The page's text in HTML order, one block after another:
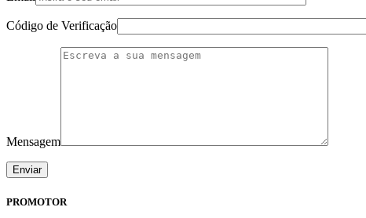
Código de Verificação
Mensagem
PROMOTOR